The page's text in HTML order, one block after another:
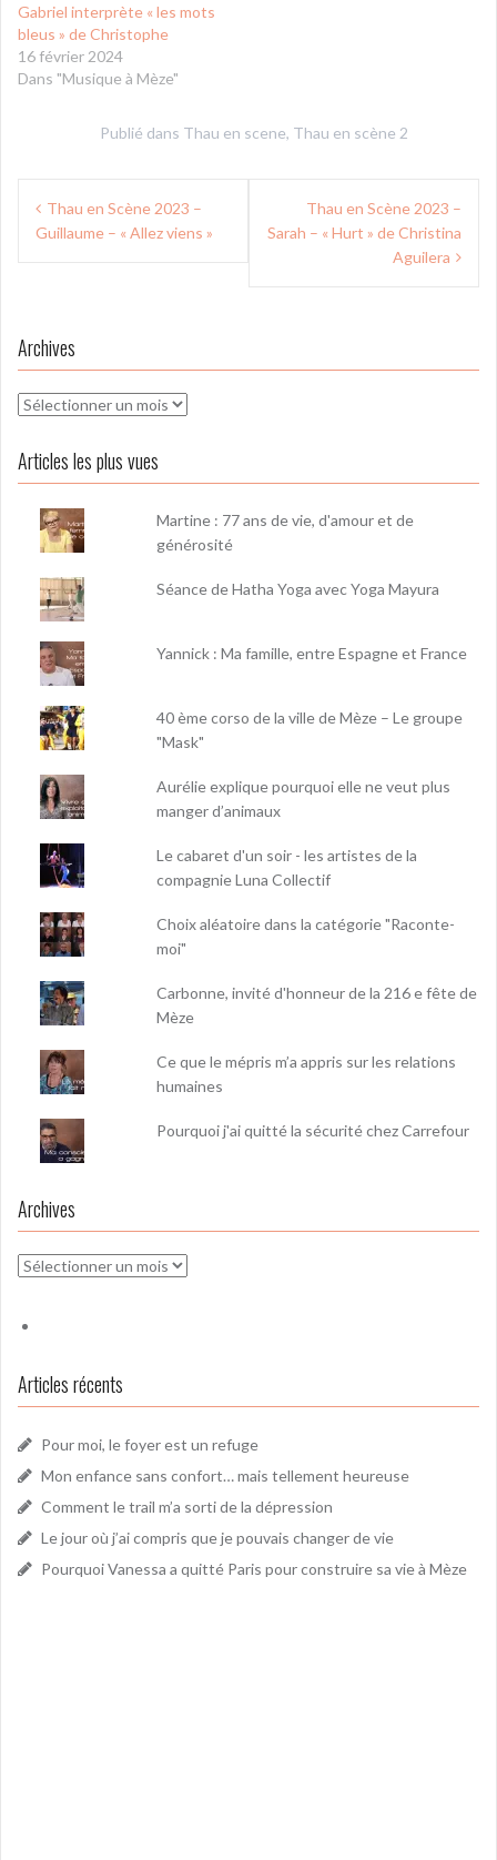
Gabriel interprète « les mots
bleus » de Christophe
16 février 2024
Dans "Musique à Mèze"
Publié dans Thau en scene, Thau en scène 2
Navigation
de Thau en Scène 2023 –
Guillaume – « Allez viens »
Thau en Scène 2023 –
Sarah – « Hurt » de Christina
Aguilera
Archives
Archives
Articles les plus vues
Martine : 77 ans de vie, d'amour et de
générosité
Séance de Hatha Yoga avec Yoga Mayura
Yannick : Ma famille, entre Espagne et France
40 ème corso de la ville de Mèze – Le groupe
"Mask"
Aurélie explique pourquoi elle ne veut plus
manger d’animaux
Le cabaret d'un soir - les artistes de la
compagnie Luna Collectif
Choix aléatoire dans la catégorie "Raconte-
moi"
Carbonne, invité d'honneur de la 216 e fête de
Mèze
Ce que le mépris m’a appris sur les relations
humaines
Pourquoi j'ai quitté la sécurité chez Carrefour
Archives
Archives
Articles récents
Pour moi, le foyer est un refuge
Mon enfance sans confort… mais tellement heureuse
Comment le trail m’a sorti de la dépression
Le jour où j’ai compris que je pouvais changer de vie
Pourquoi Vanessa a quitté Paris pour construire sa vie à Mèze